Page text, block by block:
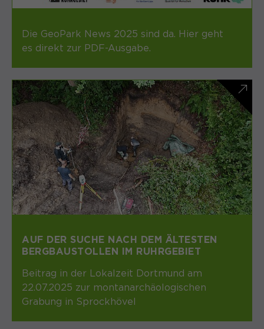
Die GeoPark News 2025 sind da. Hier geht
es direkt zur PDF-Ausgabe.
AUF DER SUCHE NACH DEM ÄLTESTEN
BERGBAUSTOLLEN IM RUHRGEBIET
Beitrag in der Lokalzeit Dortmund am
22.07.2025 zur montanarchäologischen
Grabung in Sprockhövel